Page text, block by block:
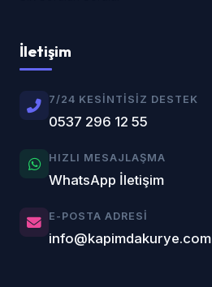
İletişim
7/24 KESINTISIZ DESTEK
0537 296 12 55
HIZLI MESAJLAŞMA
WhatsApp İletişim
E-POSTA ADRESI
info@kapimdakurye.com